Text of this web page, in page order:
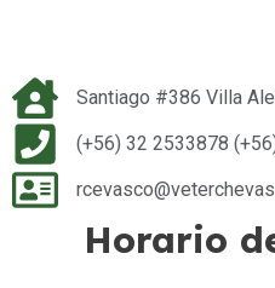
Santiago #386 Villa
(+56) 32 2533878
Horario